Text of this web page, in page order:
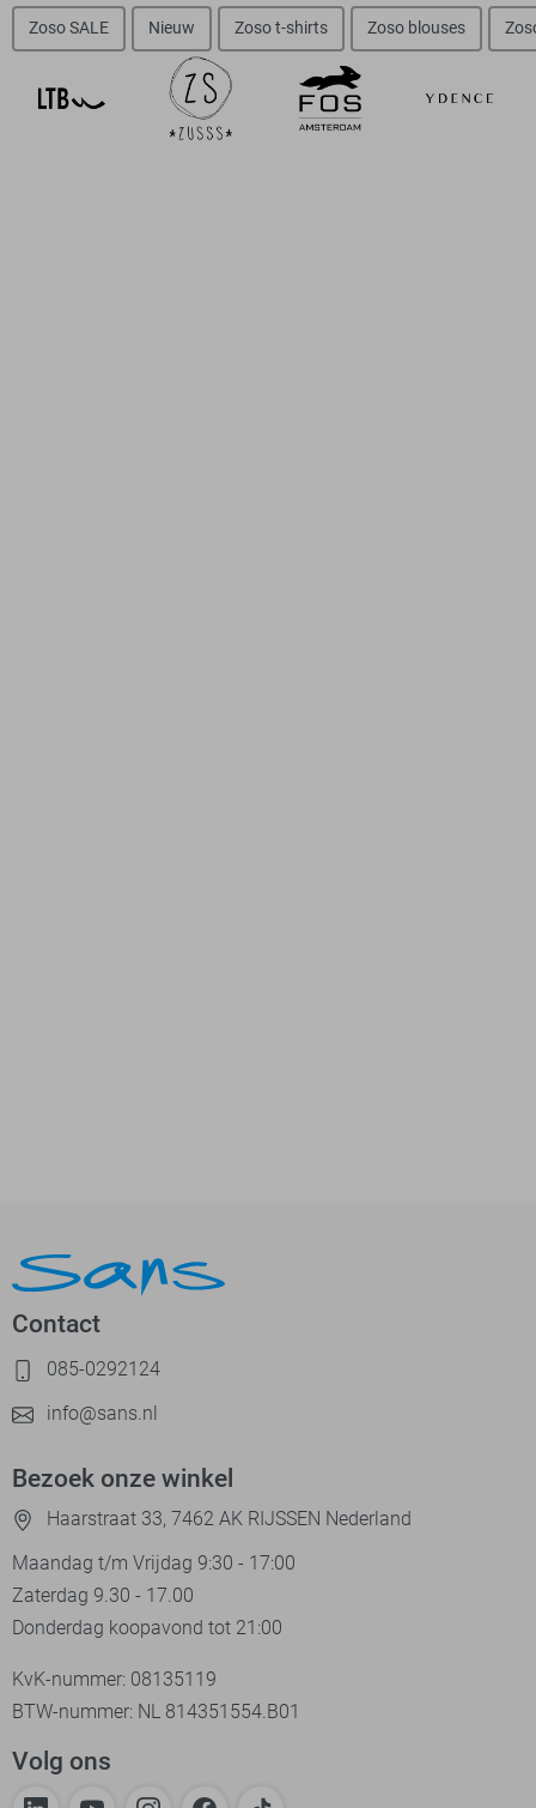
Zoso SALE Nieuw Zoso t-shirts Zoso blouses
Contact
085-0292124
info@sans.nl
Bezoek onze winkel
Haarstraat 33, 7462 AK RIJSSEN Nederland
Maandag t/m Vrijdag 9:30 - 17:00
Zaterdag 9.30 - 17.00
Donderdag koopavond tot 21:00
KvK-nummer: 08135119
BTW-nummer: NL 814351554.B01
Volg ons